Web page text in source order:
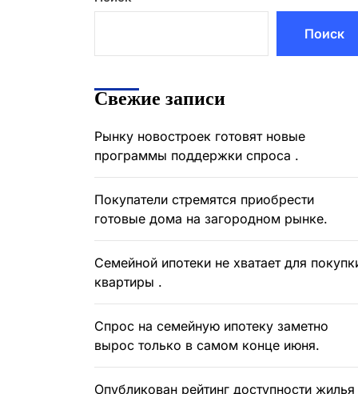
Поиск
Свежие записи
Рынку новостроек готовят новые
программы поддержки спроса .
Покупатели стремятся приобрести
готовые дома на загородном рынке.
Семейной ипотеки не хватает для
квартиры .
Спрос на семейную ипотеку заметно
вырос только в самом конце июня.
Опубликован рейтинг доступности жилья